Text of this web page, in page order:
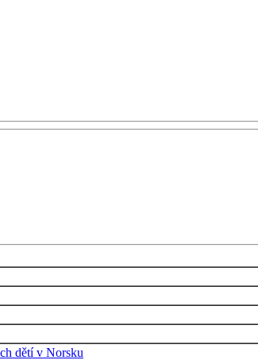
dětí v Norsku